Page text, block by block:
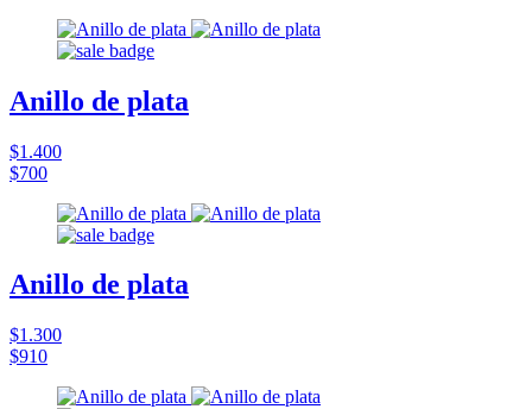
Anillo de plata
$1.400
$700
Anillo de plata
$1.300
$910